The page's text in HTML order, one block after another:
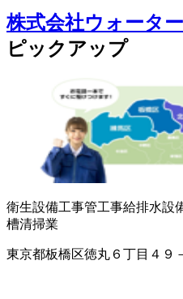
株式会社ウォータ
ピックアップ
衛生設備工事管工事給排水設
槽清掃業
東京都板橋区徳丸６丁目４９